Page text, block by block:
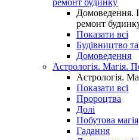
ремонт будинку
Домоведення.
ремонт
Показати всі
Будівництво
Домоведення
Астрологія. Магія.
Астрологія.
Показати всі
Пророцтва
Долі
Побутова магія
Гадання